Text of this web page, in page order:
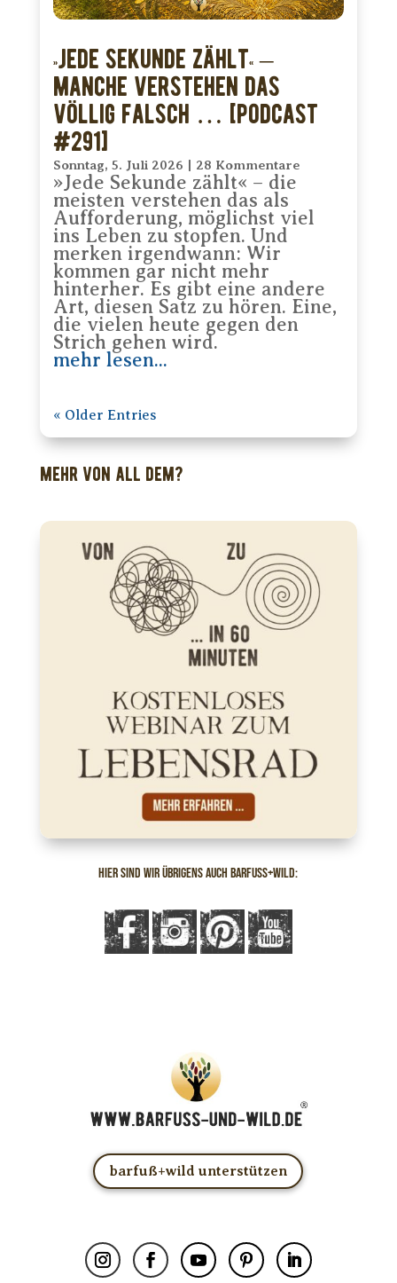
»Jede Sekunde zählt« –
manche verstehen das
völlig falsch … [PODCAST
#291]
Sonntag, 5. Juli 2026 28 Kommentare
»Jede Sekunde zählt« – die
meisten verstehen das als
Aufforderung, möglichst viel
ins Leben zu stopfen. Und
merken irgendwann: Wir
kommen gar nicht mehr
hinterher. Es gibt eine andere
Art, diesen Satz zu hören. Eine,
die vielen heute gegen den
Strich gehen wird.
mehr lesen...
« Older Entries
MEHR VON ALL DEM?
hier sind wir übrigens auch barfuss+wild:
barfuß+wild unterstützen